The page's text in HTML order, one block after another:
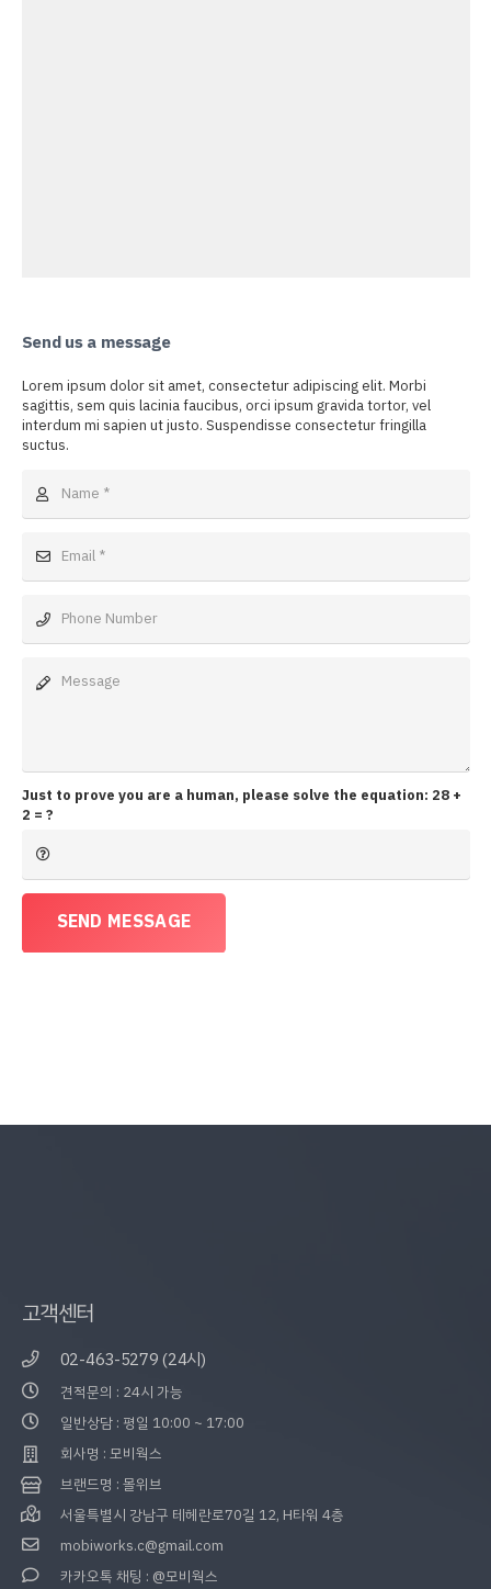
Send us a message
Lorem ipsum dolor sit amet, consectetur adipiscing elit. Morbi
sagittis, sem quis lacinia faucibus, orci ipsum gravida tortor, vel
interdum mi sapien ut justo. Suspendisse consectetur fringilla
suctus.
Just to prove you are a human, please solve the equation: 28 +
2 = ?
SEND MESSAGE
고객센터
02-463-5279 (24시)
견적문의 : 24시 가능
일반상담 : 평일 10:00 ~ 17:00
회사명 : 모비웍스
브랜드명 : 몰위브
서울특별시 강남구 테헤란로70길 12, H타워 4층
mobiworks.c@gmail.com
카카오톡 채팅 : @모비웍스